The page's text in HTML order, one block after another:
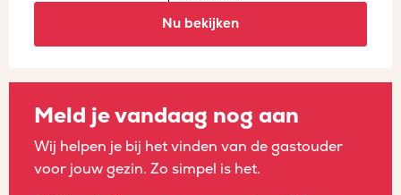
Nu bekijken
Meld je vandaag nog aan
Wij helpen je bij het vinden van de gastouder
voor jouw gezin. Zo simpel is het.